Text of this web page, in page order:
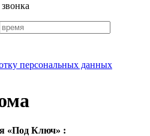
персональных данных
«Под Ключ» :